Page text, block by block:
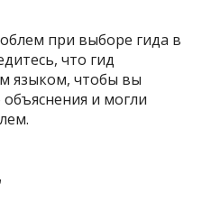
при выборе гида в
что гид
языком, чтобы вы
и могли